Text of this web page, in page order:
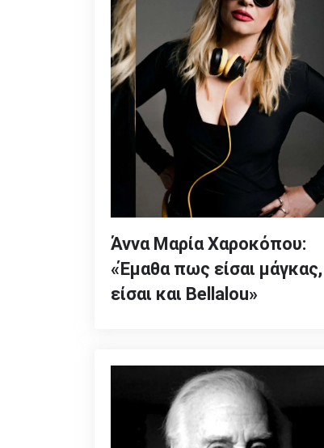
Άννα Μαρία Χαροκόπου:
«Έμαθα πως είσαι μάγκας,
είσαι και Bellalou»